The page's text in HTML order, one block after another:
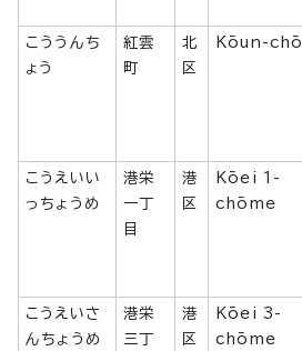
こううんち
ょう
紅雲
町
北
区
Kōun-chō
こうえいい
っちょうめ
港栄
一丁
目
港
区
Kōei 1-
chōme
こうえいさ
んちょうめ
港栄
三丁
港
区
Kōei 3-
chōme